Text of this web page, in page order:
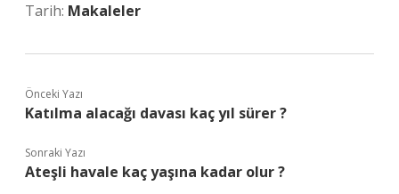
Tarih: Makaleler
Önceki Yazı
Katılma alacağı davası kaç yıl sürer ?
Sonraki Yazı
Ateşli havale kaç yaşına kadar olur ?